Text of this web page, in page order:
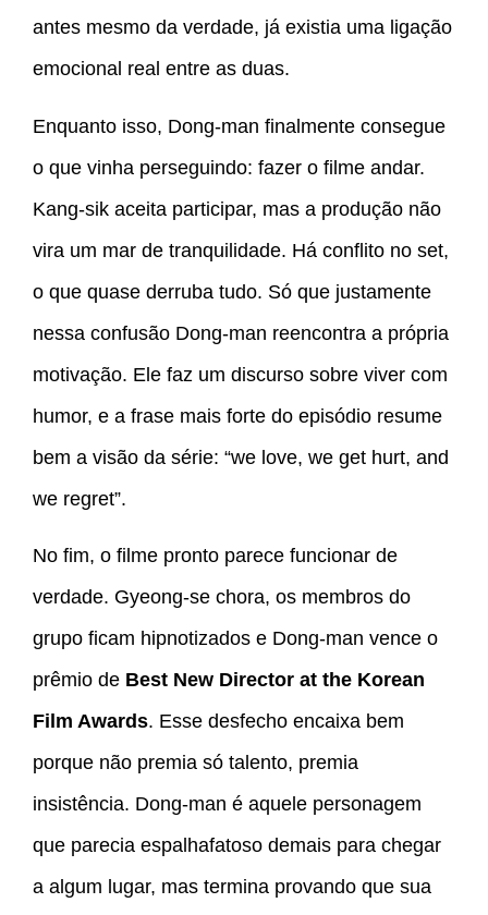
antes mesmo da verdade, já existia uma ligação
emocional real entre as duas.
Enquanto isso, Dong-man finalmente consegue
o que vinha perseguindo: fazer o filme andar.
Kang-sik aceita participar, mas a produção não
vira um mar de tranquilidade. Há conflito no set,
o que quase derruba tudo. Só que justamente
nessa confusão Dong-man reencontra a própria
motivação. Ele faz um discurso sobre viver com
humor, e a frase mais forte do episódio resume
bem a visão da série: “we love, we get hurt, and
we regret”.
No fim, o filme pronto parece funcionar de
verdade. Gyeong-se chora, os membros do
grupo ficam hipnotizados e Dong-man vence o
prêmio de Best New Director at the Korean
Film Awards. Esse desfecho encaixa bem
porque não premia só talento, premia
insistência. Dong-man é aquele personagem
que parecia espalhafatoso demais para chegar
a algum lugar, mas termina provando que sua